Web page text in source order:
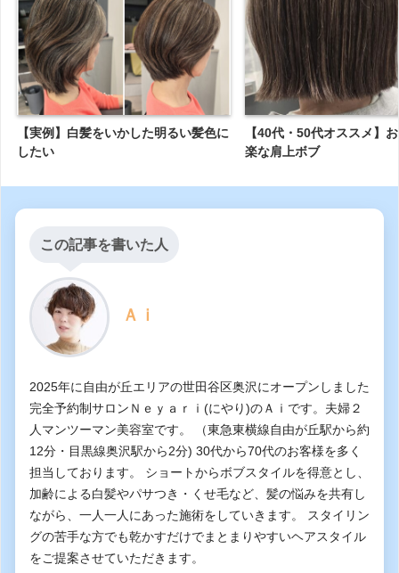
【実例】白髪をいかした明るい髪色に
したい
【40代・50代オススメ】
楽な肩上ボブ
この記事を書いた人
Ａｉ
2025年に自由が丘エリアの世田谷区奥沢にオープンしました
完全予約制サロンＮｅｙａｒｉ(にやり)のＡｉです。夫婦２
人マンツーマン美容室です。 （東急東横線自由が丘駅から約
12分・目黒線奥沢駅から2分) 30代から70代のお客様を多く
担当しております。 ショートからボブスタイルを得意とし、
加齢による白髪やパサつき・くせ毛など、髪の悩みを共有し
ながら、一人一人にあった施術をしていきます。 スタイリン
グの苦手な方でも乾かすだけでまとまりやすいヘアスタイル
をご提案させていただきます。